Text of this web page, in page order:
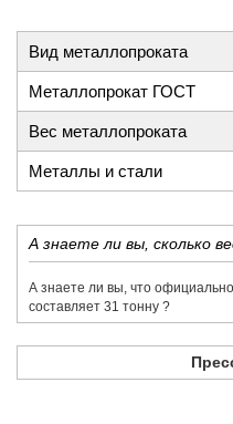
Вид металлопроката
Металлопрокат ГОСТ
Вес металлопроката
Металлы и стали
​А знаете ли вы, сколько
​А знаете ли вы, что
составляет 31 тонну ?